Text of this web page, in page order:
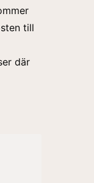
till
där